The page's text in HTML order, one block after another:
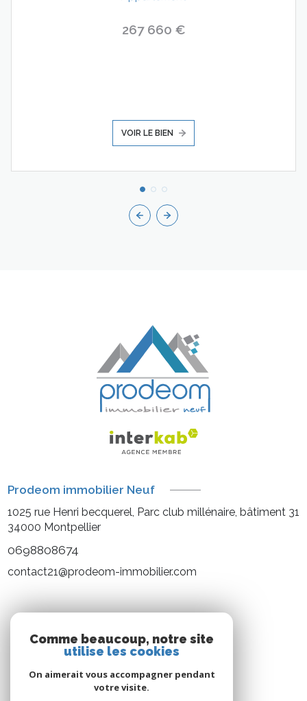
267 660 €
VOIR LE BIEN
Prodeom immobilier Neuf
1025 rue Henri becquerel, Parc club millénaire, bâtiment 31
34000 Montpellier
0698808674
contact21@prodeom-immobilier.com
Nous suivre
Comme beaucoup, notre site
utilise les cookies
On aimerait vous accompagner pendant
votre visite.